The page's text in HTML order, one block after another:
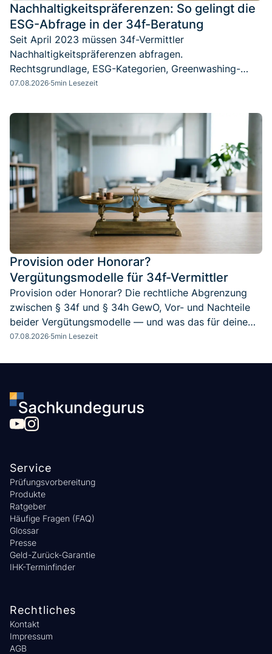
Nachhaltigkeitspräferenzen: So gelingt die
ESG-Abfrage in der 34f-Beratung
Seit April 2023 müssen 34f-Vermittler
Nachhaltigkeitspräferenzen abfragen.
Rechtsgrundlage, ESG-Kategorien, Greenwashing-
Check und der saubere Ablauf in der Beratung.
07.08.2026·5min Lesezeit
Provision oder Honorar?
Vergütungsmodelle für 34f-Vermittler
Provision oder Honorar? Die rechtliche Abgrenzung
zwischen § 34f und § 34h GewO, Vor- und Nachteile
beider Vergütungsmodelle — und was das für deine
Berufsentscheidung bedeutet.
07.08.2026·5min Lesezeit
Service
Prüfungsvorbereitung
Produkte
Ratgeber
Häufige Fragen (FAQ)
Glossar
Presse
Geld-Zurück-Garantie
IHK-Terminfinder
Rechtliches
Kontakt
Impressum
AGB